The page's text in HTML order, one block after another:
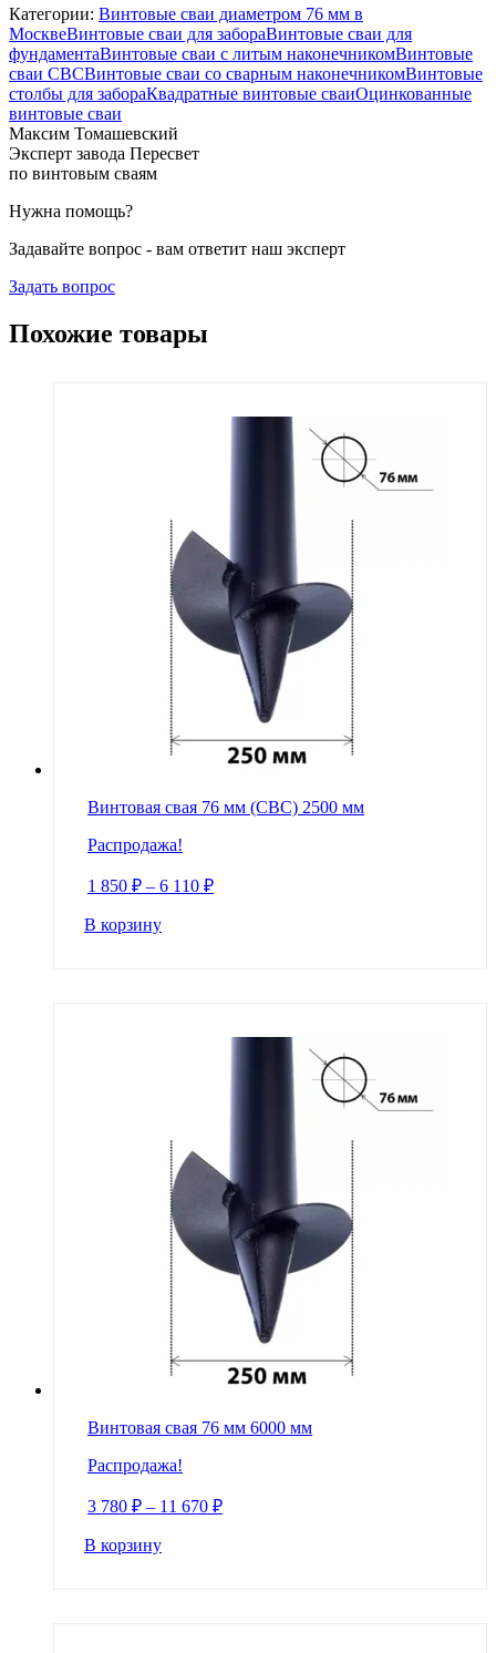
Категории: Винтовые сваи диаметром 76 мм в
МосквеВинтовые сваи для забораВинтовые сваи для
фундаментаВинтовые сваи с литым наконечникомВинтовые
сваи СВСВинтовые сваи со сварным наконечникомВинтовые
столбы для забораКвадратные винтовые сваиОцинкованные
винтовые сваи
Максим Томашевский
Эксперт завода Пересвет
по винтовым сваям
Нужна помощь?
Задавайте вопрос - вам ответит наш эксперт
Задать вопрос
Похожие товары
Винтовая свая 76 мм (СВС) 2500 мм
Распродажа!
1 850 ₽ – 6 110 ₽
В корзину
Винтовая свая 76 мм 6000 мм
Распродажа!
3 780 ₽ – 11 670 ₽
В корзину